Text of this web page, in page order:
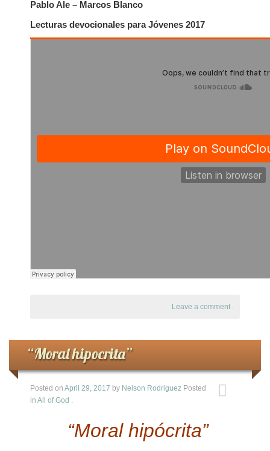
Pablo Ale – Marcos Blanco
Lecturas devocionales para Jóvenes 2017
Leave a comment .
“Moral hipocrita”
Posted on April 29, 2017 by Nelson Rodriguez Posted
in All of God .
“Moral hipócrita”